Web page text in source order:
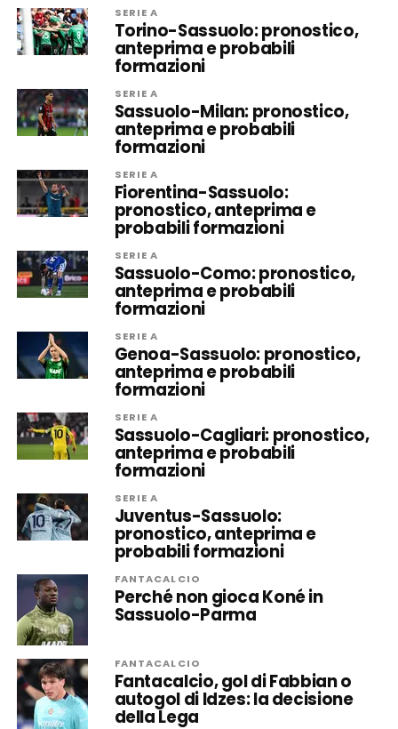
SERIE A
Torino-Sassuolo: pronostico,
anteprima e probabili
formazioni
SERIE A
Sassuolo-Milan: pronostico,
anteprima e probabili
formazioni
SERIE A
Fiorentina-Sassuolo:
pronostico, anteprima e
probabili formazioni
SERIE A
Sassuolo-Como: pronostico,
anteprima e probabili
formazioni
SERIE A
Genoa-Sassuolo: pronostico,
anteprima e probabili
formazioni
SERIE A
Sassuolo-Cagliari: pronostico,
anteprima e probabili
formazioni
SERIE A
Juventus-Sassuolo:
pronostico, anteprima e
probabili formazioni
FANTACALCIO
Perché non gioca Koné in
Sassuolo-Parma
FANTACALCIO
Fantacalcio, gol di Fabbian o
autogol di Idzes: la decisione
della Lega